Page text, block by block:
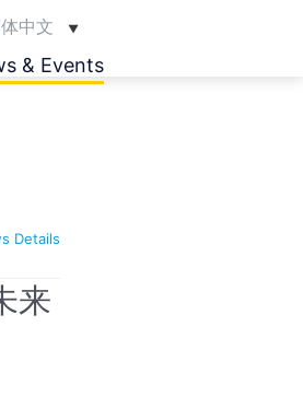
中文 ▼
& Events
Details
来